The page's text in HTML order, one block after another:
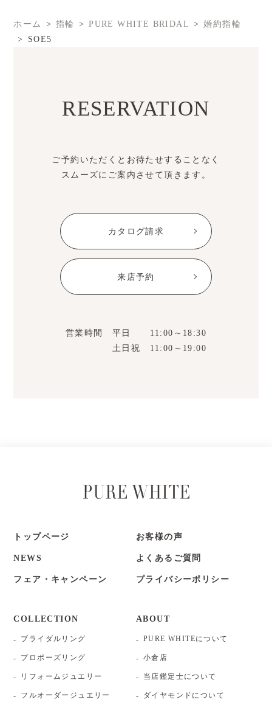
ホーム 指輪 PURE WHITE BRIDAL
婚約指輪
SOE5
RESERVATION
ご予約いただくとお待たせすることなく
スムーズにご案内させて頂きます。
カタログ請求
来店予約
営業時間 平日 11:00～18:30
土日祝 11:00～19:00
トップページ
NEWS
フェア・キャンペーン
お客様の声
よくあるご質問
プライバシーポリシー
COLLECTION
ブライダルリング
プロポーズリング
リフォームジュエリー
フルオーダージュエリー
ABOUT
PURE WHITEについて
小倉店
当店鑑定士について
ダイヤモンドについて